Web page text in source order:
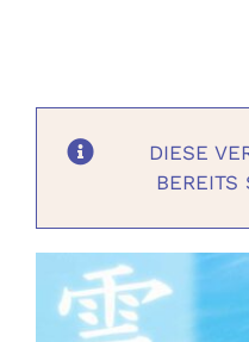
Events
Shop
DIESE
BEREITS